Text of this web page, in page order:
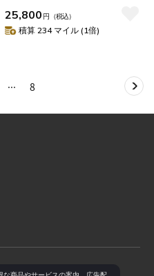
25,800 円 （税込）
積算 234 マイル (1倍)
8